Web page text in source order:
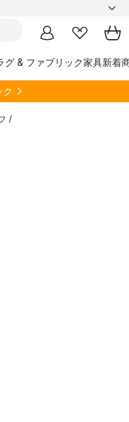
グ & ファブリック家具新着
ク
/